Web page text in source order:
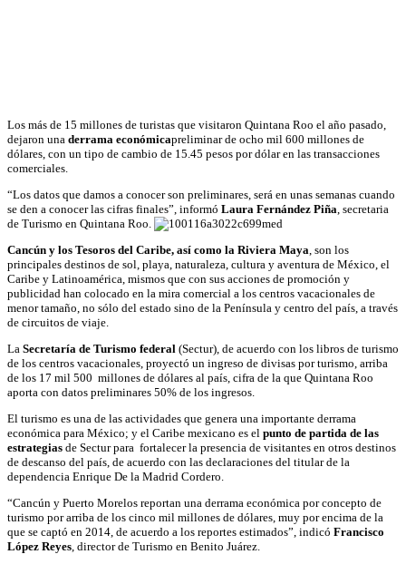
Los más de 15 millones de turistas que visitaron Quintana Roo el año pasado,
dejaron una derrama económicapreliminar de ocho mil 600 millones de
dólares, con un tipo de cambio de 15.45 pesos por dólar en las transacciones
comerciales.
“Los datos que damos a conocer son preliminares, será en unas semanas cuando
se den a conocer las cifras finales”, informó Laura Fernández Piña , secretaria
de Turismo en Quintana Roo.
Cancún y los Tesoros del Caribe, así como la Riviera Maya , son los
principales destinos de sol, playa, naturaleza, cultura y aventura de México, el
Caribe y Latinoamérica, mismos que con sus acciones de promoción y
publicidad han colocado en la mira comercial a los centros vacacionales de
menor tamaño, no sólo del estado sino de la Península y centro del país, a través
de circuitos de viaje.
La Secretaría de Turismo federal (Sectur), de acuerdo con los libros de turismo
de los centros vacacionales, proyectó un ingreso de divisas por turismo, arriba
de los 17 mil 500 millones de dólares al país, cifra de la que Quintana Roo
aporta con datos preliminares 50% de los ingresos.
El turismo es una de las actividades que genera una importante derrama
económica para México; y el Caribe mexicano es el punto de partida de las
estrategias de Sectur para fortalecer la presencia de visitantes en otros destinos
de descanso del país, de acuerdo con las declaraciones del titular de la
dependencia Enrique De la Madrid Cordero.
“Cancún y Puerto Morelos reportan una derrama económica por concepto de
turismo por arriba de los cinco mil millones de dólares, muy por encima de la
que se captó en 2014, de acuerdo a los reportes estimados”, indicó Francisco
López Reyes , director de Turismo en Benito Juárez.